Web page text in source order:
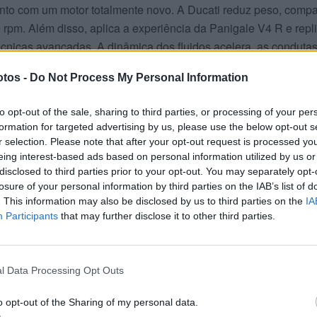
- Do Not Process My Personal Information
opt-out of the sale, sharing to third parties, or processing of your
for targeted advertising by us, please use the below opt-out
selection. Please note that after your opt-out request is processed
interest-based ads based on personal information utilized by us
to third parties prior to your opt-out. You may separately
of your personal information by third parties on the IAB’s list of
This information may also be disclosed by us to third parties on the
Participants that may further disclose it to other third parties.
Data Processing Opt Outs
opt-out of the Sharing of my personal data.
com um motor totalmente novo. A Ducati reduz peso,
Além disso, aplica a experiência da Panigale V4 R e
avançadas. A dinâmica dos fluidos acelera, as condutas
válvulas reage com precisão absoluta.
cria uma curva de binário cheia, forte e constante. A moto
meio e explode em altas. E, graças ao sistema
total. Assim, arranca com mais força, sai das curvas
sobre‑rotações, exatamente onde as corridas se decidem.